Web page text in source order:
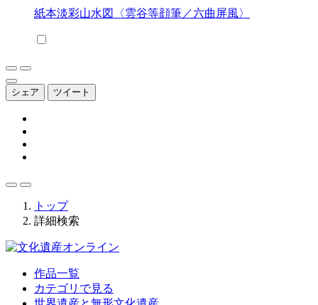
紙本淡彩山水図〈雲谷等顔筆／六曲屏風〉
シェア ツイート
トップ
詳細検索
作品一覧
カテゴリで見る